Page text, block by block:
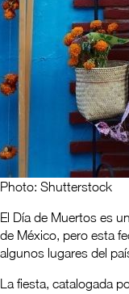
Photo: Shutterstock
El Día de Muertos es
de México, pero esta
algunos lugares del
La fiesta, catalogada